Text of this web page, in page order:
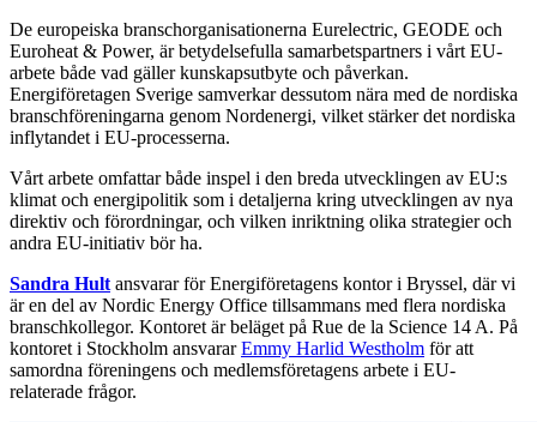
De europeiska branschorganisationerna Eurelectric, GEODE och
Euroheat & Power, är betydelsefulla samarbetspartners i vårt EU-
arbete både vad gäller kunskapsutbyte och påverkan.
Energiföretagen Sverige samverkar dessutom nära med de nordiska
branschföreningarna genom Nordenergi, vilket stärker det nordiska
inflytandet i EU-processerna.
Vårt arbete omfattar både inspel i den breda utvecklingen av EU:s
klimat och energipolitik som i detaljerna kring utvecklingen av nya
direktiv och förordningar, och vilken inriktning olika strategier och
andra EU-initiativ bör ha.
Sandra Hult ansvarar för Energiföretagens kontor i Bryssel, där vi
är en del av Nordic Energy Office tillsammans med flera nordiska
branschkollegor. Kontoret är beläget på Rue de la Science 14 A. På
kontoret i Stockholm ansvararEmmy Harlid Westholm för att
samordna föreningens och medlemsföretagens arbete i EU-
relaterade frågor.